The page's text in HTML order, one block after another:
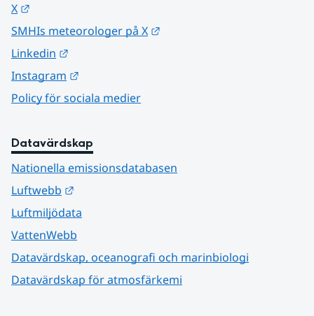
X
SMHIs meteorologer på X
Linkedin
Instagram
Policy för sociala medier
Datavärdskap
Nationella emissionsdatabasen
Luftwebb
Luftmiljödata
VattenWebb
Datavärdskap, oceanografi och marinbiologi
Datavärdskap för atmosfärkemi